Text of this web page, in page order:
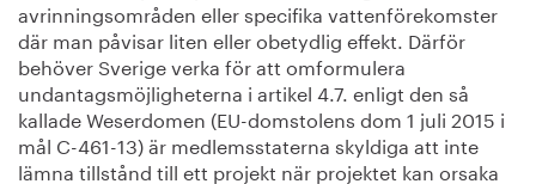
avrinningsområden eller specifika vattenförekomster
där man påvisar liten eller obetydlig effekt. Därför
behöver Sverige verka för att omformulera
undantagsmöjligheterna i artikel 4.7. enligt den så
kallade Weserdomen (EU-domstolens dom 1 juli 2015 i
mål C-461-13) är medlemsstaterna skyldiga att inte
lämna tillstånd till ett projekt när projektet kan orsaka